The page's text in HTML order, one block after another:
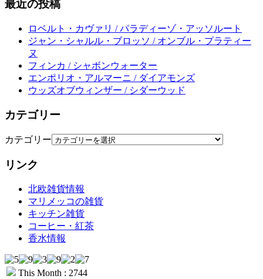
最近の投稿
ロベルト・カヴァリ / パラディーゾ・アッソルート
ジャン・シャルル・ブロッソ / オンブル・プラティー
ヌ
フィンカ / シャボンウォーター
エンポリオ・アルマーニ / ダイアモンズ
ウッズオブウィンザー / シダーウッド
カテゴリー
カテゴリー
リンク
北欧雑貨情報
マリメッコの雑貨
キッチン雑貨
コーヒー・紅茶
香水情報
This Month : 2744